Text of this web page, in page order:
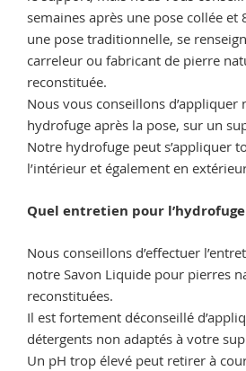
semaines après une pose collée et
une pose traditionnelle, se
carreleur ou fabricant de pierre
reconstituée.
Nous vous conseillons
hydrofuge après la pose, sur un
Notre hydrofuge peut s’appliquer
l’intérieur et également en
Quel entretien pour l’hydrofuge
Nous conseillons d’effectuer
notre Savon Liquide pour pierres
reconstituées.
Il est fortement déconseillé
détergents non adaptés à votre
Un pH trop élevé peut retirer à